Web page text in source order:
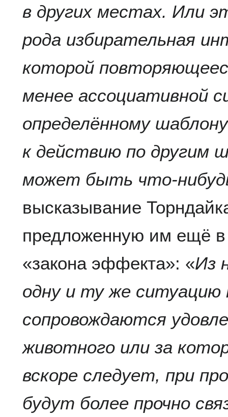
в других местах. Или
рода избирательная
которой
менее ассоциативной
определённому
к действию по другим
может быть что-
высказывание
предложенную им ещё в
«закона эффекта»: «Из
одну и ту же
сопровождаются
животного или за
вскоре следует, при
будут более прочно